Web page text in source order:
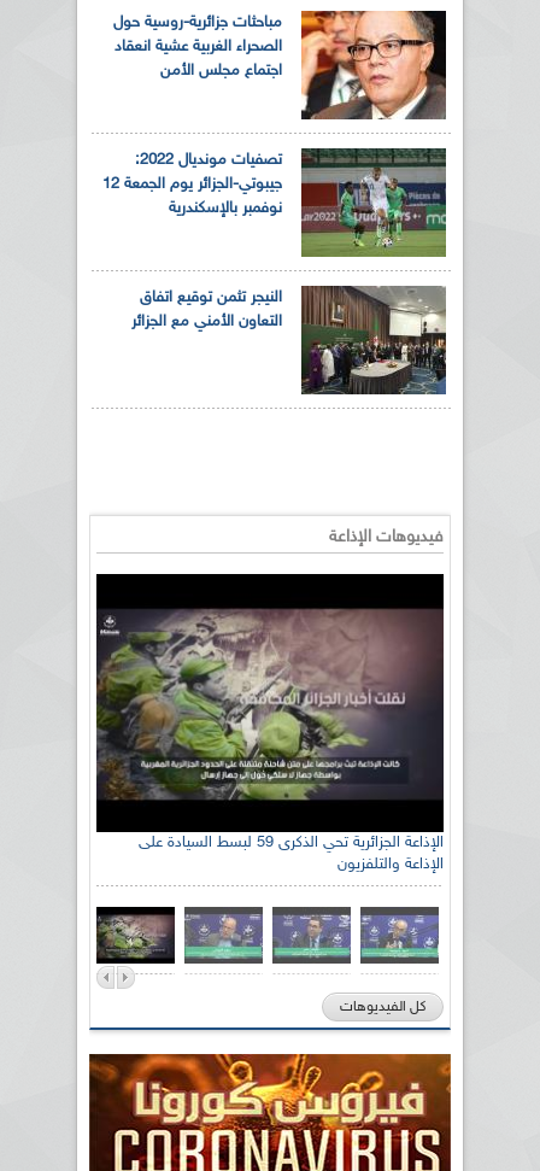
مباحثات جزائرية-روسية حول
الصحراء الغربية عشية انعقاد
اجتماع مجلس الأمن
تصفيات مونديال 2022:
جيبوتي-الجزائر يوم الجمعة 12
نوفمبر بالإسكندرية
النيجر تثمن توقيع اتفاق
التعاون الأمني مع الجزائر
فيديوهات الإذاعة
الإذاعة الجزائرية تحي الذكرى 59 لبسط السيادة على
الإذاعة والتلفزيون
كل الفيديوهات